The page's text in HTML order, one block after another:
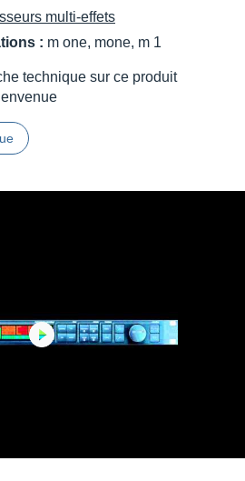
multi-effets
: m one, mone, m 1
technique sur ce produit